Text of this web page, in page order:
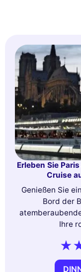
Erleben Sie
Cruise
Genießen Sie
Bord der
Ihre